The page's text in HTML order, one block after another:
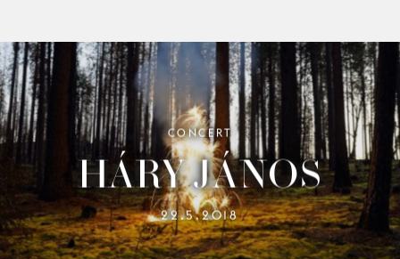
CONCERT
HÁRY JÁNOS
22.5.2018